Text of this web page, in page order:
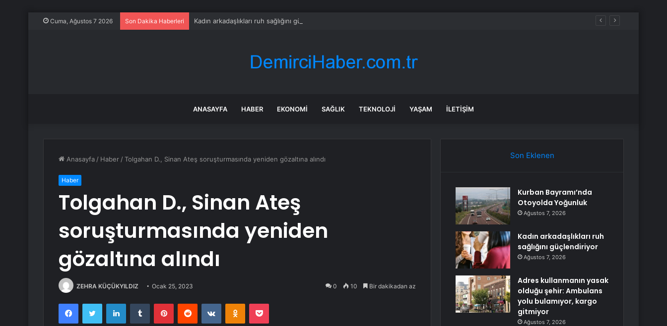
Cuma, Ağustos 7 2026 Son Dakika Haberleri Kadın arkadaşlıkları ruh sağlığını güçlendiriyor
ANASAYFA HABER EKONOMI SAĞLIK TEKNOLOJI YAŞAM İLETIŞIM
Anasayfa / Haber /Tolgahan D., Sinan Ateş soruşturmasında yeniden gözaltına alındı
Haber
Tolgahan D., Sinan Ateş
soruşturmasında yeniden
gözaltına alındı
ZEHRA KÜÇÜKYILDIZ Ocak 25, 2023 0 10 Bir dakikadan az
FacebookTwitter LinkedInTumblr PinterestReddit VKontakteOdnoklassniki
Pocket
Son Eklenen
Kurban Bayramı’nda
Otoyolda Yoğunluk
Ağustos 7, 2026
Kadın arkadaşlıkları ruh
sağlığını güçlendiriyor
Ağustos 7, 2026
Adres kullanmanın yasak
olduğu şehir: Ambulans
yolu bulamıyor, kargo
gitmiyor
Ağustos 7, 2026